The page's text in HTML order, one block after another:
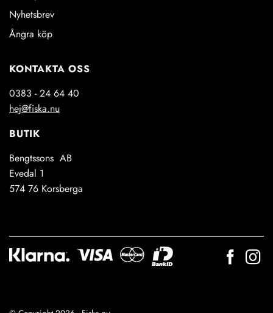
Nyhetsbrev
Ångra köp
KONTAKTA OSS
0383 - 24 64 40
hej@fiska.nu
BUTIK
Bengtssons AB
Evedal 1
574 76 Korsberga